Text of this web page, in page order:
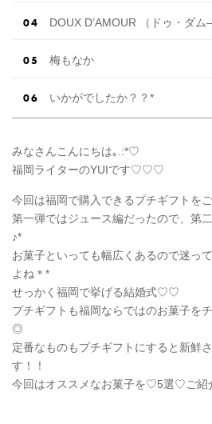
DOUX D’AMOUR （ドゥ・ダム
梅もなか
いかがでしたか？？*
みなさんこんにちは｡.:*♡
福岡ライターのYUIです♡♡♡
今回は福岡で購入できるプチギフトを
第一弾ではジュース編だったので、第
♪*
お菓子といっても幅広くあるので迷っ
よね＊*
せっかく福岡で挙げる結婚式♡♡
プチギフトも福岡ならではのお菓子を
◎
定番なものもプチギフトにすると新鮮
す！！
今回はオススメなお菓子を♡5選♡ご紹